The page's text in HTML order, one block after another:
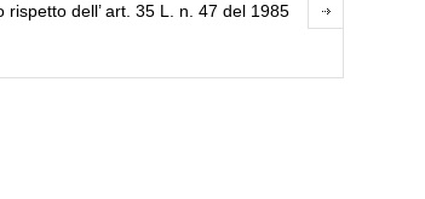
rispetto dell’ art. 35 L. n. 47 del 1985